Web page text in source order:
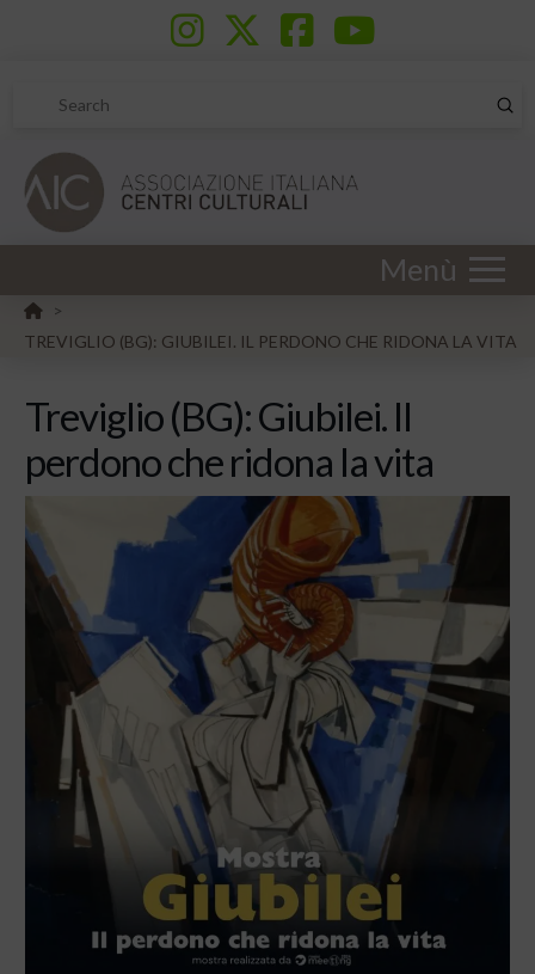
Search
Menù
HOME
>
TREVIGLIO (BG): GIUBILEI. IL PERDONO CHE RIDONA LA VITA
Treviglio (BG): Giubilei. Il
perdono che ridona la vita